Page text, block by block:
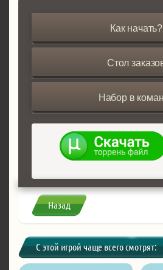
Как начать?
Стол
Набор в
Назад
С этой игрой чаще всего смотрят: